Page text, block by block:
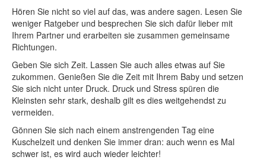
Hören Sie nicht so viel auf das, was andere sagen. Lesen Sie
weniger Ratgeber und besprechen Sie sich dafür lieber mit
Ihrem Partner und erarbeiten sie zusammen gemeinsame
Richtungen.
Geben Sie sich Zeit. Lassen Sie auch alles etwas auf Sie
zukommen. Genießen Sie die Zeit mit Ihrem Baby und setzen
Sie sich nicht unter Druck. Druck und Stress spüren die
Kleinsten sehr stark, deshalb gilt es dies weitgehendst zu
vermeiden.
Gönnen Sie sich nach einem anstrengenden Tag eine
Kuschelzeit und denken Sie immer dran: auch wenn es Mal
schwer ist, es wird auch wieder leichter!